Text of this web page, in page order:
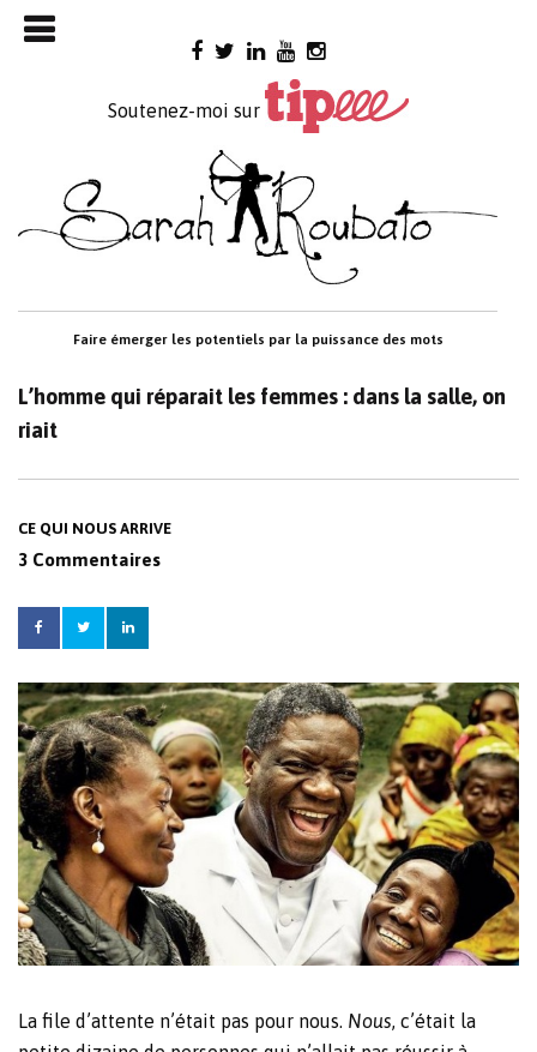
Skip
to
Soutenez-moi sur
Faire émerger les potentiels par la puissance des mots

L’homme qui réparait les femmes : dans la salle, on
riait
CE QUI NOUS ARRIVE
3 Commentaires
La file d’attente n’était pas pour nous. Nous, c’était la